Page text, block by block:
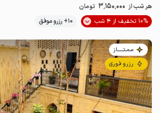
2.5میلیون ت 4.7
هر شب از 3٬150٬000 تومان
10% تخفیف از 4 شب
10+ رزرو موفق
مـمـتــــــاز
رزرو فوری